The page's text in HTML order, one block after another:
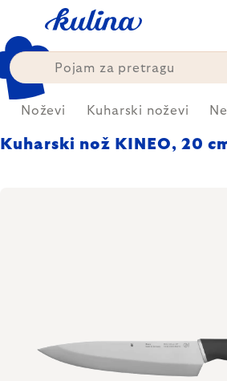
content
Noževi Kuharski noževi
Kuharski nož KINEO, 20